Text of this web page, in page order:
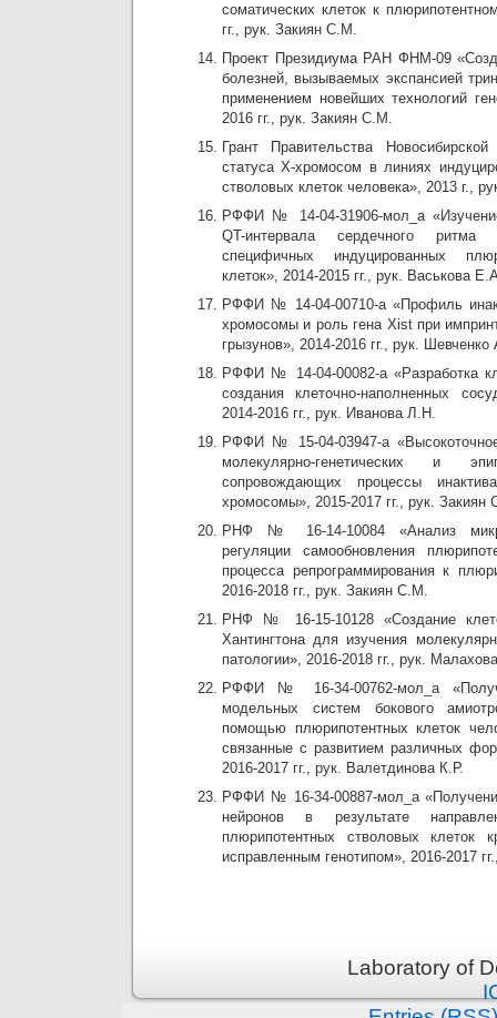
соматических клеток к
гг., рук. Закиян С.М.
Проект Президиума РАН ФНМ-09
болезней, вызываемых экспансией
применением новейших технологий
2016 гг., рук. Закиян С.М.
Грант Правительства
статуса Х-хромосом в линиях
стволовых клеток человека», 2013 г.,
РФФИ № 14-04-31906-мол_а
QT-интервала сердечного
специфичных индуцированных
клеток», 2014-2015 гг., рук. Васькова
РФФИ № 14-04-00710-а «Профиль
хромосомы и роль гена Xist при
грызунов», 2014-2016 гг., рук.
РФФИ № 14-04-00082-а «Разработка
создания клеточно-наполненных
2014-2016 гг., рук. Иванова Л.Н.
РФФИ № 15-04-03947-а
молекулярно-генетических и
сопровождающих процессы
хромосомы», 2015-2017 гг., рук. Закиян
РНФ № 16-14-10084 «Анализ
регуляции самообновления
процесса репрограммирования к
2016-2018 гг., рук. Закиян С.М.
РНФ № 16-15-10128 «Создание
Хантингтона для изучения
патологии», 2016-2018 гг., рук.
РФФИ № 16-34-00762-мол_а
модельных систем бокового
помощью плюрипотентных клеток
связанные с развитием различных
2016-2017 гг., рук. Валетдинова К.Р.
РФФИ № 16-34-00887-мол_а
нейронов в результате
плюрипотентных стволовых клеток
исправленным генотипом», 2016-2017
Laboratory of